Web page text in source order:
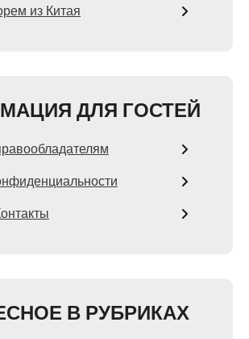
из Китая
ДЛЯ ГОСТЕЙ
В РУБРИКАХ